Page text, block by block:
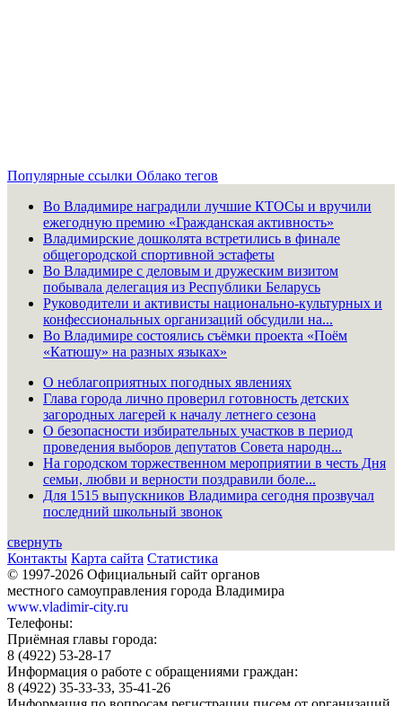
Популярные ссылки Облако тегов
Во Владимире наградили лучшие КТОСы и вручили
ежегодную премию «Гражданская активность»
Владимирские дошколята встретились в финале
общегородской спортивной эстафеты
Во Владимире с деловым и дружеским визитом
побывала делегация из Республики Беларусь
Руководители и активисты национально-культурных и
конфессиональных организаций обсудили на...
Во Владимире состоялись съёмки проекта «Поём
«Катюшу» на разных языках»
О неблагоприятных погодных явлениях
Глава города лично проверил готовность детских
загородных лагерей к началу летнего сезона
О безопасности избирательных участков в период
проведения выборов депутатов Совета народн...
На городском торжественном мероприятии в честь Дня
семьи, любви и верности поздравили боле...
Для 1515 выпускников Владимира сегодня прозвучал
последний школьный звонок
свернуть
Контакты Карта сайта Статистика
© 1997-2026 Официальный сайт органов
местного самоуправления города Владимира
www.vladimir-city.ru
Телефоны:
Приёмная главы города:
8 (4922) 53-28-17
Информация о работе с обращениями граждан:
8 (4922) 35-33-33, 35-41-26